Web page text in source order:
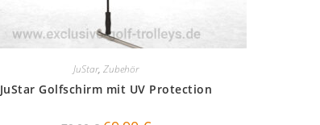
JuStar,Zubehör
JuStar Golfschirm mit UV Protection